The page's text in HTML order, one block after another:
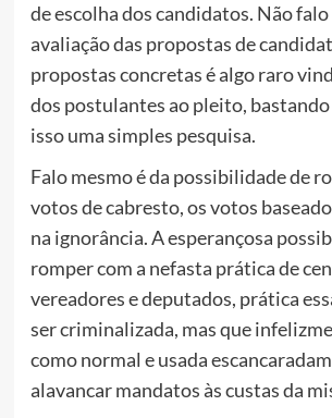
de escolha dos candidatos. Não falo
avaliação das propostas de
propostas concretas é algo raro
dos postulantes ao pleito,
isso uma simples pesquisa.
Falo mesmo é da possibilidade de
votos de cabresto, os votos
na ignorância. A esperançosa
romper com a nefasta prática de
vereadores e deputados, prática
ser criminalizada, mas que
como normal e usada
alavancar mandatos às custas da